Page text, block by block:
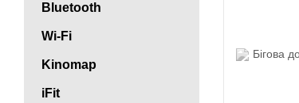
Bluetooth
Wi-Fi
Kinomap
iFit